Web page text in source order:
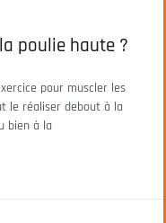
poulie haute ?
pour muscler les
le réaliser debout à la
bien à la